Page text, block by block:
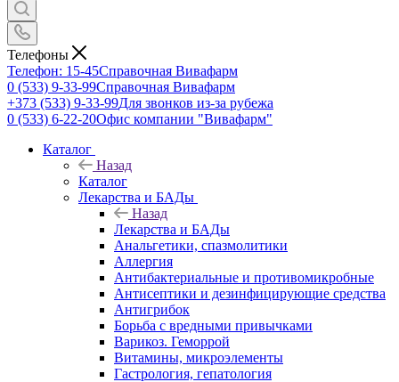
Телефоны
Телефон: 15-45Справочная Вивафарм
0 (533) 9-33-99Справочная Вивафарм
+373 (533) 9-33-99Для звонков из-за рубежа
0 (533) 6-22-20Офис компании "Вивафарм"
Каталог
Назад
Каталог
Лекарства и БАДы
Назад
Лекарства и БАДы
Анальгетики, спазмолитики
Аллергия
Антибактериальные и противомикробные
Антисептики и дезинфицирующие средства
Антигрибок
Борьба с вредными привычками
Варикоз. Геморрой
Витамины, микроэлементы
Гастрология, гепатология